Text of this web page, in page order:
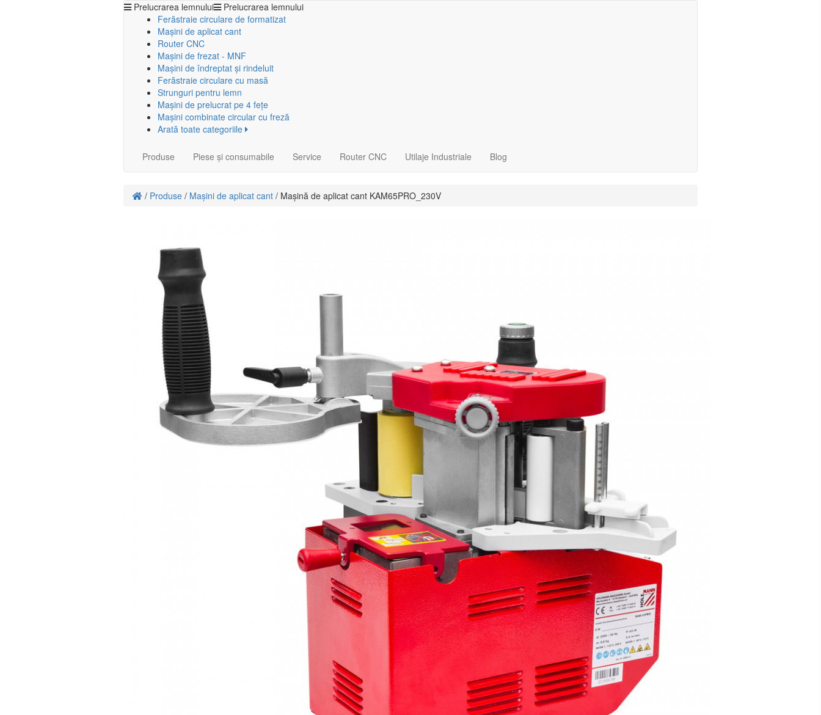
Prelucrarea lemnului Prelucrarea lemnului
Ferăstraie circulare de formatizat
Mașini de aplicat cant
Router CNC
Mașini de frezat - MNF
Mașini de îndreptat și rindeluit
Ferăstraie circulare cu masă
Strunguri pentru lemn
Mașini de prelucrat pe 4 fețe
Mașini combinate circular cu freză
Arată toate categoriile
Produse Piese și consumabile Service Router CNC Utilaje Industriale Blog
/ Produse / Mașini de aplicat cant / Mașină de aplicat cant KAM65PRO_230V